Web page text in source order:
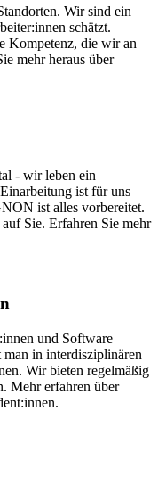
Wir sind ein
schätzt.
Kompetenz, die wir an
mehr heraus über
- wir leben ein
ist für uns
ist alles vorbereitet.
Sie. Erfahren Sie mehr
und Software
in interdisziplinären
Wir bieten regelmäßig
Mehr erfahren über